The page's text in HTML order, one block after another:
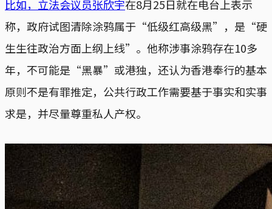
比如，立法会议员张欣宇在8月25日就在电台上表示
称，政府试图清除涂鸦属于“低级红高级黑”，是“硬
生生往政治方面上纲上线”。他称涉事涂鸦存在10多
年，不可能是“黑暴”或港独，还认为香港奉行的基本
原则不是有罪推定，公共行政工作需要基于事实和实事
求是，并尽量尊重私人产权。